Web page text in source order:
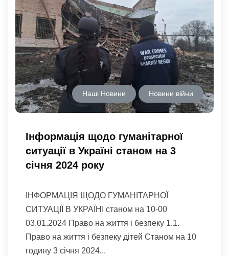
Наші Новини Новини війни
Інформація щодо гуманітарної
ситуації в Україні станом на 3
січня 2024 року
ІНФОРМАЦІЯ ЩОДО ГУМАНІТАРНОЇ
СИТУАЦІЇ В УКРАЇНІ станом на 10-00
03.01.2024 Право на життя і безпеку 1.1.
Право на життя і безпеку дітей Станом на 10
годину 3 січня 2024...